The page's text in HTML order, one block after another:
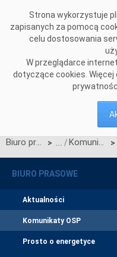
Strona wykorzystuje
zapisanych za pomocą
celu dostosowania
W przeglądarce
dotyczące cookies. Więcej
Biuro prasowe > Komunikaty OSP >
BIURO PRASOWE
Aktualności
Komunikaty OSP
Prosto o energetyce